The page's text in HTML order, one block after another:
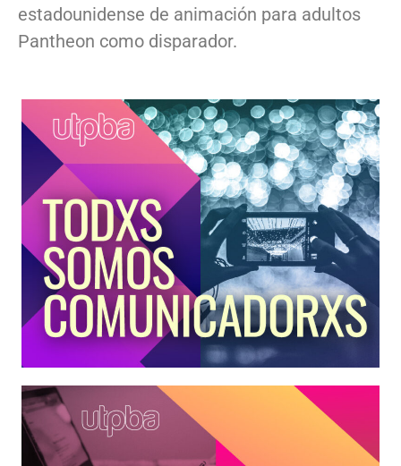
estadounidense de animación para adultos
Pantheon como disparador.